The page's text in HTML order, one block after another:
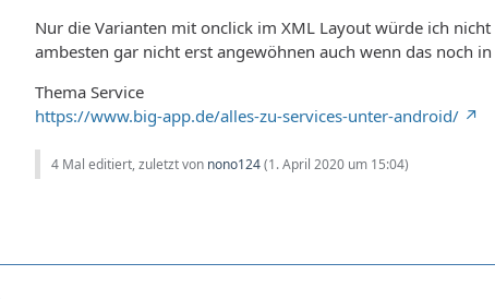
Nur die Varianten mit onclick im XML Layout würde ich
ambesten gar nicht erst angewöhnen auch wenn das noch
Thema Service
https://www.big-app.de/alles-zu-services-unter-android/
4 Mal editiert, zuletzt von nono124(1. April 2020 um 15:04)